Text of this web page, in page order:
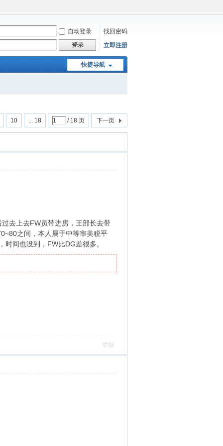
自动登录
找回密码
登录
立即注册
快捷导航
10 ... 18 / 18 页 下一页
去上去FW员带进房，王部长去带
之间，本人属于中等审美税平
间也没到，FW比DG差很多。
举报